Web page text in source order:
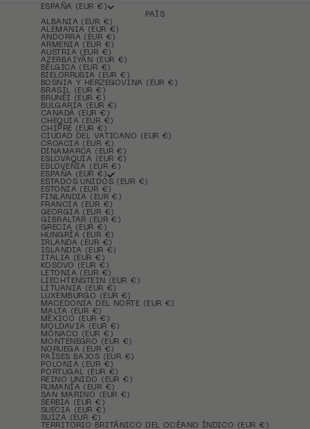
ESPAÑA (EUR €)
PAÍS
ALBANIA (EUR €)
ALEMANIA (EUR €)
ANDORRA (EUR €)
ARMENIA (EUR €)
AUSTRIA (EUR €)
AZERBAIYÁN (EUR €)
BÉLGICA (EUR €)
BIELORRUSIA (EUR €)
BOSNIA Y HERZEGOVINA (EUR €)
BRASIL (EUR €)
BRUNÉI (EUR €)
BULGARIA (EUR €)
CANADÁ (EUR €)
CHEQUIA (EUR €)
CHIPRE (EUR €)
CIUDAD DEL VATICANO (EUR €)
CROACIA (EUR €)
DINAMARCA (EUR €)
ESLOVAQUIA (EUR €)
ESLOVENIA (EUR €)
ESPAÑA (EUR €)
ESTADOS UNIDOS (EUR €)
ESTONIA (EUR €)
FINLANDIA (EUR €)
FRANCIA (EUR €)
GEORGIA (EUR €)
GIBRALTAR (EUR €)
GRECIA (EUR €)
HUNGRÍA (EUR €)
IRLANDA (EUR €)
ISLANDIA (EUR €)
ITALIA (EUR €)
KOSOVO (EUR €)
LETONIA (EUR €)
LIECHTENSTEIN (EUR €)
LITUANIA (EUR €)
LUXEMBURGO (EUR €)
MACEDONIA DEL NORTE (EUR €)
MALTA (EUR €)
MÉXICO (EUR €)
MOLDAVIA (EUR €)
MÓNACO (EUR €)
MONTENEGRO (EUR €)
NORUEGA (EUR €)
PAÍSES BAJOS (EUR €)
POLONIA (EUR €)
PORTUGAL (EUR €)
REINO UNIDO (EUR €)
RUMANÍA (EUR €)
SAN MARINO (EUR €)
SERBIA (EUR €)
SUECIA (EUR €)
SUIZA (EUR €)
TERRITORIO BRITÁNICO DEL OCÉANO ÍNDICO (EUR €)